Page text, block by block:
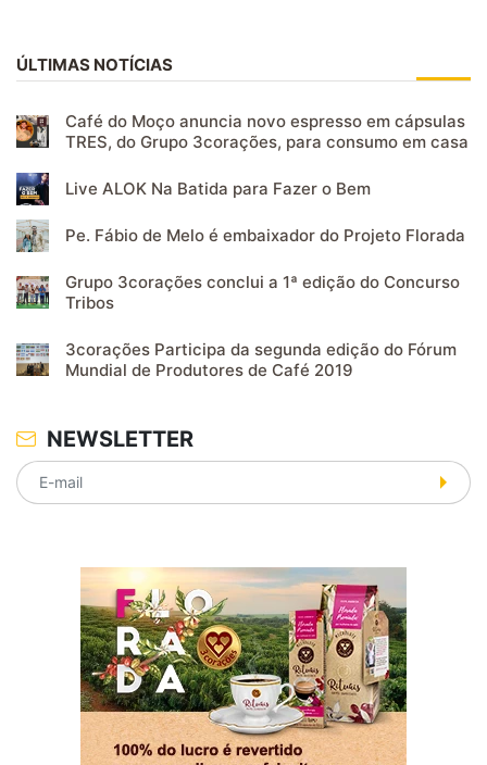
ÚLTIMAS NOTÍCIAS
Café do Moço anuncia novo espresso em cápsulas
TRES, do Grupo 3corações, para consumo em casa
Live ALOK Na Batida para Fazer o Bem
Pe. Fábio de Melo é embaixador do Projeto Florada
Grupo 3corações conclui a 1ª edição do Concurso
Tribos
3corações Participa da segunda edição do Fórum
Mundial de Produtores de Café 2019
NEWSLETTER